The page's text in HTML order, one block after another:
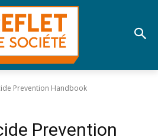
Prevention Handbook
Prevention